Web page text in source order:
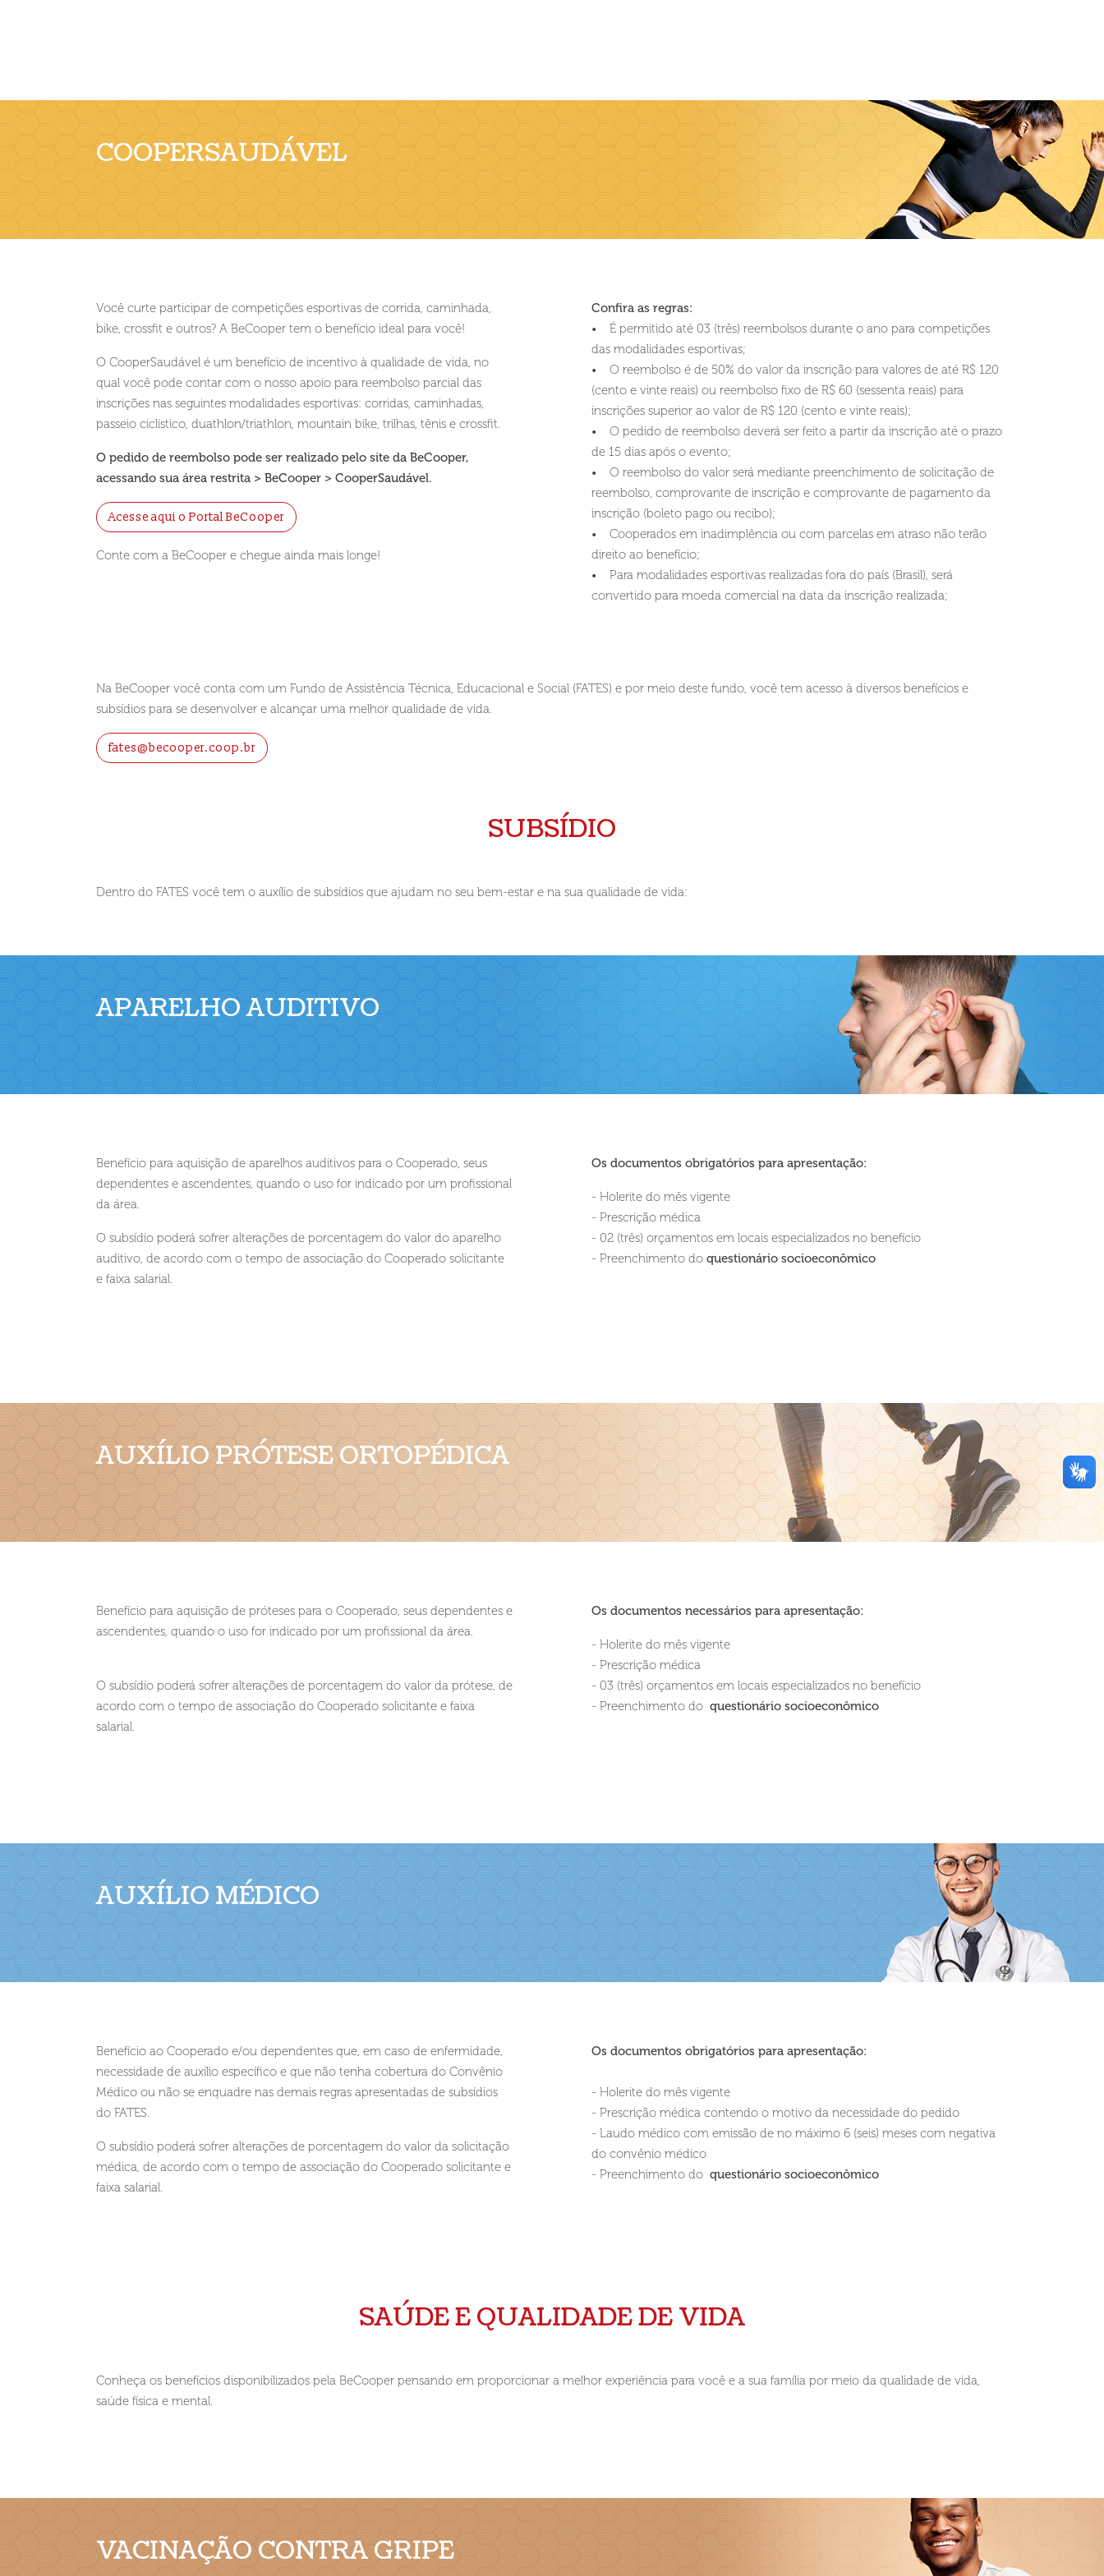
COOPERSAUDÁVEL
Você curte participar de competições esportivas de corrida, caminhada,
bike, crossfit e outros? A BeCooper tem o benefício ideal para você!
O CooperSaudável é um benefício de incentivo à qualidade de vida, no
qual você pode contar com o nosso apoio para reembolso parcial das
inscrições nas seguintes modalidades esportivas: corridas, caminhadas,
passeio ciclístico, duathlon/triathlon, mountain bike, trilhas, tênis e crossfit.
O pedido de reembolso pode ser realizado pelo site da BeCooper,
acessando sua área restrita > BeCooper > CooperSaudável.
Acesse aqui o Portal BeCooper
Conte com a BeCooper e chegue ainda mais longe!
Confira as regras:
• É permitido até 03 (três) reembolsos durante o ano para competições
das modalidades esportivas;
• O reembolso é de 50% do valor da inscrição para valores de até R$ 120
(cento e vinte reais) ou reembolso fixo de R$ 60 (sessenta reais) para
inscrições superior ao valor de R$ 120 (cento e vinte reais);
• O pedido de reembolso deverá ser feito a partir da inscrição até o prazo
de 15 dias após o evento;
• O reembolso do valor será mediante preenchimento de solicitação de
reembolso, comprovante de inscrição e comprovante de pagamento da
inscrição (boleto pago ou recibo);
• Cooperados em inadimplência ou com parcelas em atraso não terão
direito ao benefício;
• Para modalidades esportivas realizadas fora do país (Brasil), será
convertido para moeda comercial na data da inscrição realizada;
Na BeCooper você conta com um Fundo de Assistência Técnica, Educacional e Social (FATES) e por meio deste fundo, você tem acesso à diversos benefícios e
subsídios para se desenvolver e alcançar uma melhor qualidade de vida.
fates@becooper.coop.br
SUBSÍDIO
Dentro do FATES você tem o auxílio de subsídios que ajudam no seu bem-estar e na sua qualidade de vida:
APARELHO AUDITIVO
Benefício para aquisição de aparelhos auditivos para o Cooperado, seus
dependentes e ascendentes, quando o uso for indicado por um profissional
da área.
O subsídio poderá sofrer alterações de porcentagem do valor do aparelho
auditivo, de acordo com o tempo de associação do Cooperado solicitante
e faixa salarial.
Os documentos obrigatórios para apresentação:
- Holerite do mês vigente
- Prescrição médica
- 02 (três) orçamentos em locais especializados no benefício
- Preenchimento do questionário socioeconômico
AUXÍLIO PRÓTESE ORTOPÉDICA
Benefício para aquisição de próteses para o Cooperado, seus dependentes e
ascendentes, quando o uso for indicado por um profissional da área.
O subsídio poderá sofrer alterações de porcentagem do valor da prótese, de
acordo com o tempo de associação do Cooperado solicitante e faixa
salarial.
Os documentos necessários para apresentação:
- Holerite do mês vigente
- Prescrição médica
- 03 (três) orçamentos em locais especializados no benefício
- Preenchimento do questionário socioeconômico
AUXÍLIO MÉDICO
Benefício ao Cooperado e/ou dependentes que, em caso de enfermidade,
necessidade de auxílio específico e que não tenha cobertura do Convênio
Médico ou não se enquadre nas demais regras apresentadas de subsídios
do FATES.
O subsídio poderá sofrer alterações de porcentagem do valor da solicitação
médica, de acordo com o tempo de associação do Cooperado solicitante e
faixa salarial.
Os documentos obrigatórios para apresentação:
- Holerite do mês vigente
- Prescrição médica contendo o motivo da necessidade do pedido
- Laudo médico com emissão de no máximo 6 (seis) meses com negativa
do convênio médico
- Preenchimento do questionário socioeconômico
SAÚDE E QUALIDADE DE VIDA
Conheça os benefícios disponibilizados pela BeCooper pensando em proporcionar a melhor experiência para você e a sua família por meio da qualidade de vida,
saúde física e mental.
VACINAÇÃO CONTRA GRIPE